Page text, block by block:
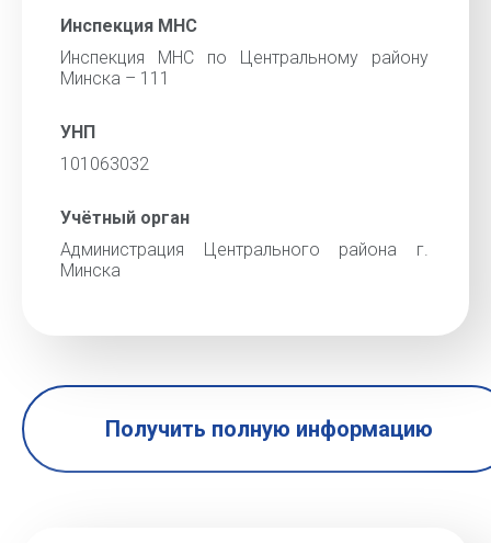
Инспекция МНС
Инспекция МНС по Центральному району
Минска – 111
УНП
101063032
Учётный орган
Администрация Центрального района г.
Минска
Получить полную информацию